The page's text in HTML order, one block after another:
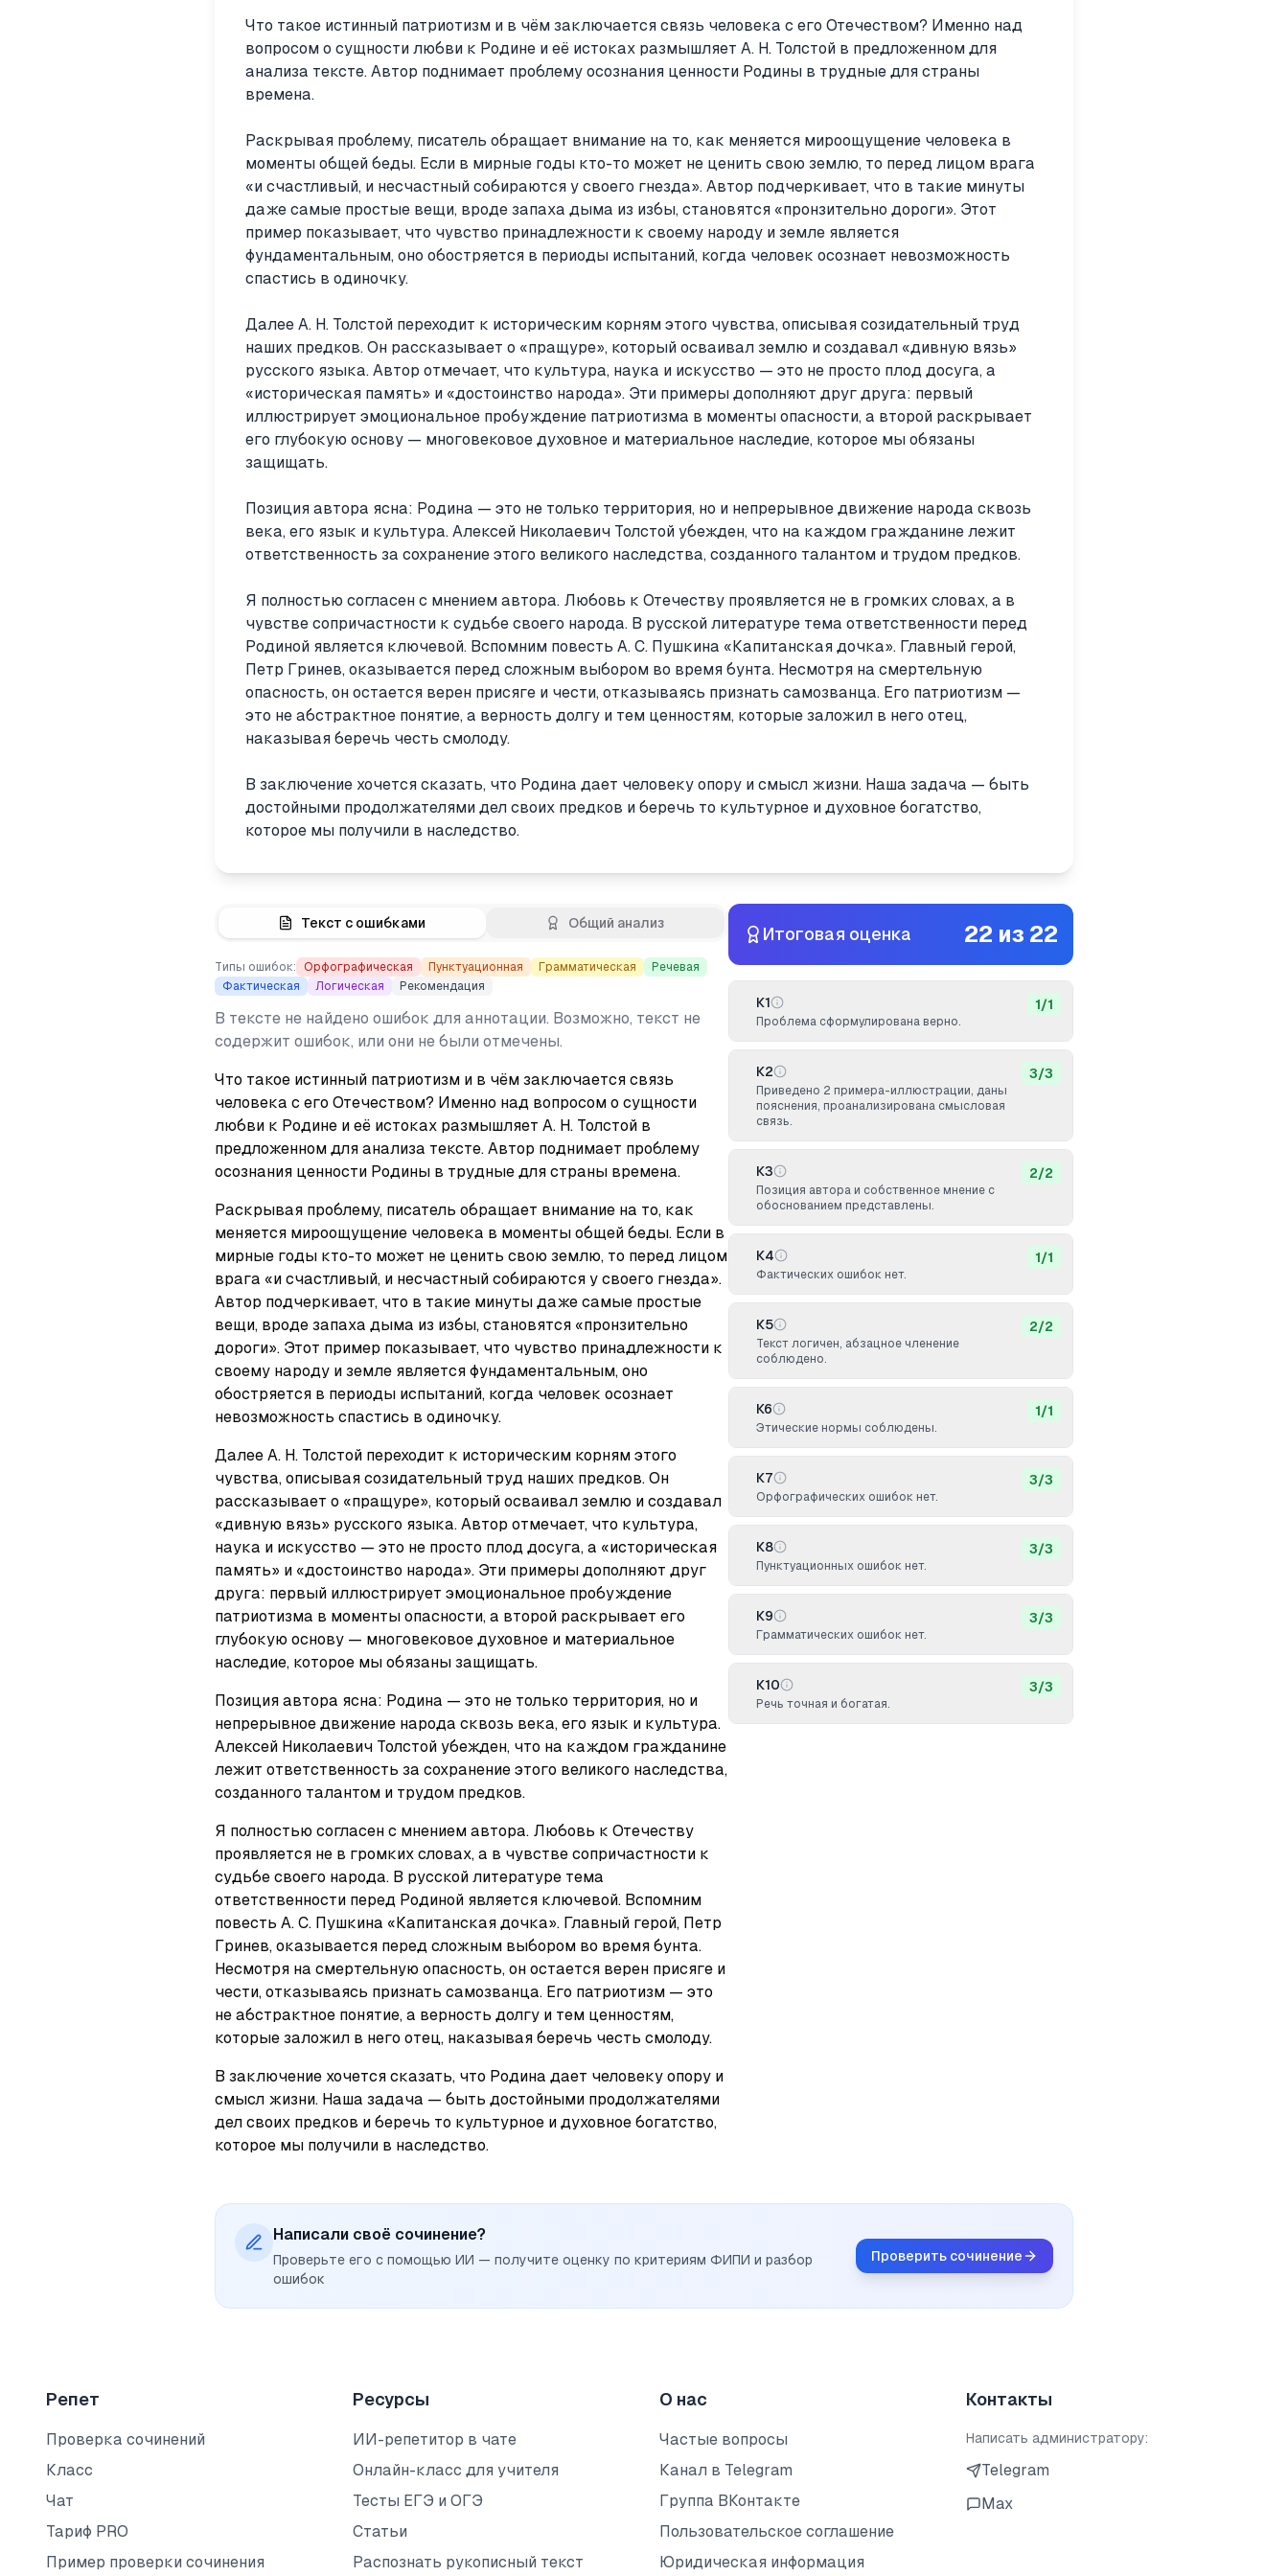
Что такое истинный патриотизм и в чём заключается связь человека с его Отечеством? Именно над
вопросом о сущности любви к Родине и её истоках размышляет А. Н. Толстой в предложенном для
анализа тексте. Автор поднимает проблему осознания ценности Родины в трудные для страны
времена.
Раскрывая проблему, писатель обращает внимание на то, как меняется мироощущение человека в
моменты общей беды. Если в мирные годы кто-то может не ценить свою землю, то перед лицом врага
«и счастливый, и несчастный собираются у своего гнезда». Автор подчеркивает, что в такие минуты
даже самые простые вещи, вроде запаха дыма из избы, становятся «пронзительно дороги». Этот
пример показывает, что чувство принадлежности к своему народу и земле является
фундаментальным, оно обостряется в периоды испытаний, когда человек осознает невозможность
спастись в одиночку.
Далее А. Н. Толстой переходит к историческим корням этого чувства, описывая созидательный труд
наших предков. Он рассказывает о «пращуре», который осваивал землю и создавал «дивную вязь»
русского языка. Автор отмечает, что культура, наука и искусство — это не просто плод досуга, а
«историческая память» и «достоинство народа». Эти примеры дополняют друг друга: первый
иллюстрирует эмоциональное пробуждение патриотизма в моменты опасности, а второй раскрывает
его глубокую основу — многовековое духовное и материальное наследие, которое мы обязаны
защищать.
Позиция автора ясна: Родина — это не только территория, но и непрерывное движение народа сквозь
века, его язык и культура. Алексей Николаевич Толстой убежден, что на каждом гражданине лежит
ответственность за сохранение этого великого наследства, созданного талантом и трудом предков.
Я полностью согласен с мнением автора. Любовь к Отечеству проявляется не в громких словах, а в
чувстве сопричастности к судьбе своего народа. В русской литературе тема ответственности перед
Родиной является ключевой. Вспомним повесть А. С. Пушкина «Капитанская дочка». Главный герой,
Петр Гринев, оказывается перед сложным выбором во время бунта. Несмотря на смертельную
опасность, он остается верен присяге и чести, отказываясь признать самозванца. Его патриотизм —
это не абстрактное понятие, а верность долгу и тем ценностям, которые заложил в него отец,
наказывая беречь честь смолоду.
В заключение хочется сказать, что Родина дает человеку опору и смысл жизни. Наша задача — быть
достойными продолжателями дел своих предков и беречь то культурное и духовное богатство,
которое мы получили в наследство.
Текст с ошибками Общий анализ
Типы ошибок: Орфографическая Пунктуационная Грамматическая
Речевая
Фактическая
Логическая Рекомендация
В тексте не найдено ошибок для аннотации. Возможно, текст не
содержит ошибок, или они не были отмечены.
Что такое истинный патриотизм и в чём заключается связь
человека с его Отечеством? Именно над вопросом о сущности
любви к Родине и её истоках размышляет А. Н. Толстой в
предложенном для анализа тексте. Автор поднимает проблему
осознания ценности Родины в трудные для страны времена.
Раскрывая проблему, писатель обращает внимание на то, как
меняется мироощущение человека в моменты общей беды. Если в
мирные годы кто-то может не ценить свою землю, то перед лицом
врага «и счастливый, и несчастный собираются у своего гнезда».
Автор подчеркивает, что в такие минуты даже самые простые
вещи, вроде запаха дыма из избы, становятся «пронзительно
дороги». Этот пример показывает, что чувство принадлежности к
своему народу и земле является фундаментальным, оно
обостряется в периоды испытаний, когда человек осознает
невозможность спастись в одиночку.
Далее А. Н. Толстой переходит к историческим корням этого
чувства, описывая созидательный труд наших предков. Он
рассказывает о «пращуре», который осваивал землю и создавал
«дивную вязь» русского языка. Автор отмечает, что культура,
наука и искусство — это не просто плод досуга, а «историческая
память» и «достоинство народа». Эти примеры дополняют друг
друга: первый иллюстрирует эмоциональное пробуждение
патриотизма в моменты опасности, а второй раскрывает его
глубокую основу — многовековое духовное и материальное
наследие, которое мы обязаны защищать.
Позиция автора ясна: Родина — это не только территория, но и
непрерывное движение народа сквозь века, его язык и культура.
Алексей Николаевич Толстой убежден, что на каждом гражданине
лежит ответственность за сохранение этого великого наследства,
созданного талантом и трудом предков.
Я полностью согласен с мнением автора. Любовь к Отечеству
проявляется не в громких словах, а в чувстве сопричастности к
судьбе своего народа. В русской литературе тема
ответственности перед Родиной является ключевой. Вспомним
повесть А. С. Пушкина «Капитанская дочка». Главный герой, Петр
Гринев, оказывается перед сложным выбором во время бунта.
Несмотря на смертельную опасность, он остается верен присяге и
чести, отказываясь признать самозванца. Его патриотизм — это
не абстрактное понятие, а верность долгу и тем ценностям,
которые заложил в него отец, наказывая беречь честь смолоду.
В заключение хочется сказать, что Родина дает человеку опору и
смысл жизни. Наша задача — быть достойными продолжателями
дел своих предков и беречь то культурное и духовное богатство,
которое мы получили в наследство.
Итоговая оценка 22 из 22
К1
Проблема сформулирована верно.
1/1
К2
Приведено 2 примера-иллюстрации, даны
пояснения, проанализирована смысловая
связь.
3/3
К3
Позиция автора и собственное мнение с
обоснованием представлены.
2/2
К4
Фактических ошибок нет.
1/1
К5
Текст логичен, абзацное членение
соблюдено.
2/2
К6
Этические нормы соблюдены.
1/1
К7
Орфографических ошибок нет.
3/3
К8
Пунктуационных ошибок нет.
3/3
К9
Грамматических ошибок нет.
3/3
К10
Речь точная и богатая.
3/3
Написали своё сочинение?
Проверьте его с помощью ИИ — получите оценку по критериям ФИПИ и разбор
ошибок
Проверить сочинение
Репет
Проверка сочинений
Класс
Чат
Тариф PRO
Пример проверки сочинения
Ресурсы
ИИ-репетитор в чате
Онлайн-класс для учителя
Тесты ЕГЭ и ОГЭ
Статьи
Распознать рукописный текст
О нас
Частые вопросы
Канал в Telegram
Группа ВКонтакте
Пользовательское соглашение
Юридическая информация
Контакты
Написать администратору:
Telegram
Max